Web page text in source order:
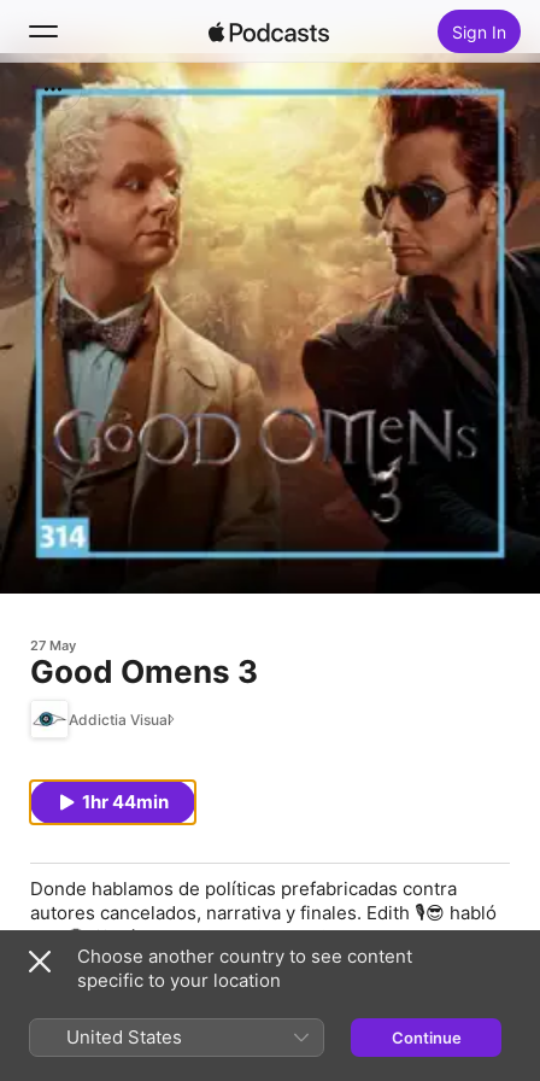
Sign In
Search
Home
New
Top Charts
27 May
Good Omens 3
Addictia Visual
1hr 44min
Donde hablamos de políticas prefabricadas contra
autores cancelados, narrativa y finales. Edith 🎙😎 habló
con 🤩 🔊 Héctor de Good Omens 3.
✨Secciones✨
02:59 Salvando lo que Amamos
Choose another country to see content
specific to your location
United States Continue